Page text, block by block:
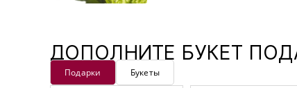
ДОПОЛНИТЕ БУКЕТ
Подарки Букеты